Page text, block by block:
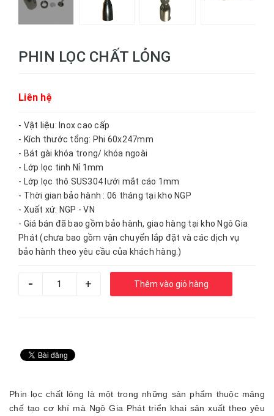
PHIN LỌC CHẤT LỎNG
Liên hệ
- Vật liệu: Inox cao cấp
- Kích thước tổng: Phi 60x247mm
- Bát gài khóa trong/ khóa ngoài
- Lớp lọc tinh Nỉ 1mm
- Lớp lọc thô SUS304 lưới mắt cáo 1mm
- Thời gian bảo hành : 06 tháng tại kho NGP
- Xuất xứ: NGP - VN
- Giá bán đã bao gồm bảo hành, giao hàng tại kho Ngô Gia
Phát (chưa bao gồm vận chuyển lắp đặt và các dịch vụ
bảo hành theo yêu cầu của khách hàng.)
- + Thêm vào giỏ hàng
Phin lọc chất lỏng là một trong những sản phẩm thuộc mảng
chế tạo cơ khí mà Ngô Gia Phát triển khai sản xuất theo yêu